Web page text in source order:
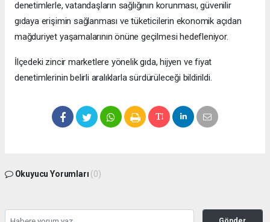
denetimlerle, vatandaşların sağlığının korunması, güvenilir
gıdaya erişimin sağlanması ve tüketicilerin ekonomik açıdan
mağduriyet yaşamalarının önüne geçilmesi hedefleniyor.
İlçedeki zincir marketlere yönelik gıda, hijyen ve fiyat
denetimlerinin belirli aralıklarla sürdürüleceği bildirildi.
Okuyucu Yorumları (0)